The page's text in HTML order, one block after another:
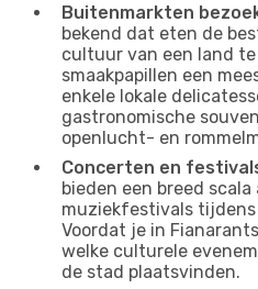
Buitenmarkten
bekend dat eten de
cultuur van een land
smaakpapillen een
enkele lokale
gastronomische
openlucht- en
Concerten en
bieden een breed
muziekfestivals
Voordat je in
welke culturele
de stad plaatsvinden.